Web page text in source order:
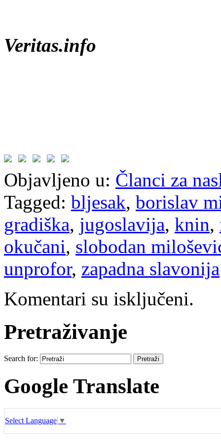
Veritas.info
Objavljeno u: Članci za
Tagged: bljesak, borislav
gradiška, jugoslavija, knin,
okučani, slobodan
unprofor, zapadna slavonija
Komentari su isključeni.
Pretraživanje
Search for:
Google Translate
Select Language ▼